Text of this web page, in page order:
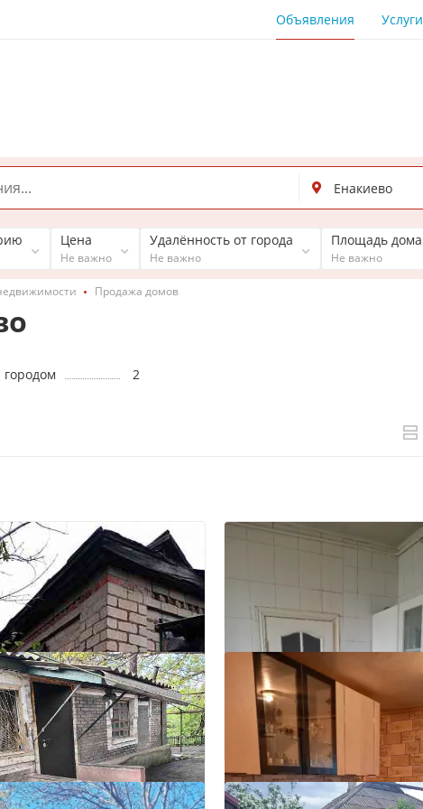
Объявления Услуги
Цена
Не важно
Удалённость от города
Не важно
Площадь дома
Не важно
Продажа домов
2